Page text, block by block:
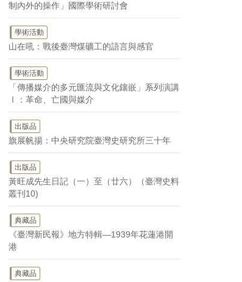
制內外的操作」國際學術研討會
學術活動
山在吼：戰後臺灣煤礦工的語言與感官
學術活動
「傳播媒介的多元匯流與文化鑲嵌」系列演講
Ⅰ：革命、亡國與媒介
出版品
旗展帆揚：中央研究院臺灣史研究所三十年
出版品
黃旺成先生日記（一）至（廿六）（臺灣史料
叢刊10)
典藏品
《臺灣新民報》地方特輯—1939年花蓮港開
港
典藏品